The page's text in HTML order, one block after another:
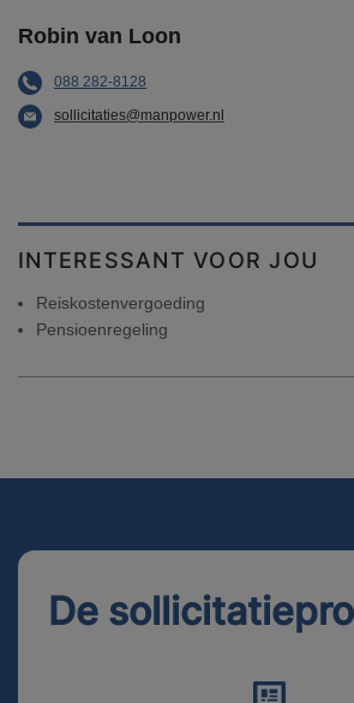
Robin van Loon
088 282-8128
sollicitaties@manpower.nl
INTERESSANT VOOR JOU
Reiskostenvergoeding
Pensioenregeling
De